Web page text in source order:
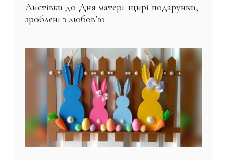
Листівки до Дня матері: щирі подарунки,
зроблені з любов’ю